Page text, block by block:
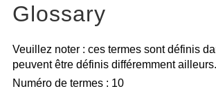
Glossary
Veuillez noter : ces termes sont définis
peuvent être définis différemment ailleurs.
Numéro de termes : 10